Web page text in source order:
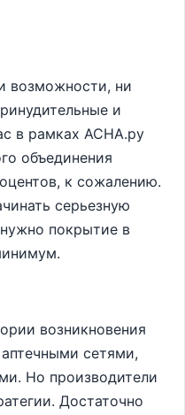
возможности, ни
и
в рамках АСНА.ру
объединения
к сожалению.
серьезную
покрытие в
возникновения
сетями,
Но производители
Достаточно